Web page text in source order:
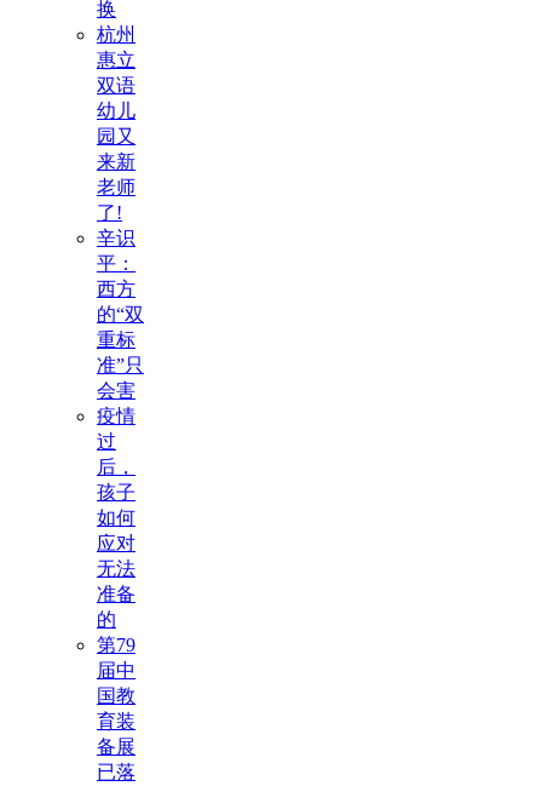
换
杭州
惠立
双语
幼儿
园又
来新
老师
了!
辛识
平：
西方
的“双
重标
准”只
会害
疫情
过
后，
孩子
如何
应对
无法
准备
的
第79
届中
国教
育装
备展
已落